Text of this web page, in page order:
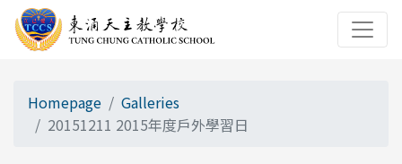
Homepage
Galleries
20151211 2015年度戶外學習日